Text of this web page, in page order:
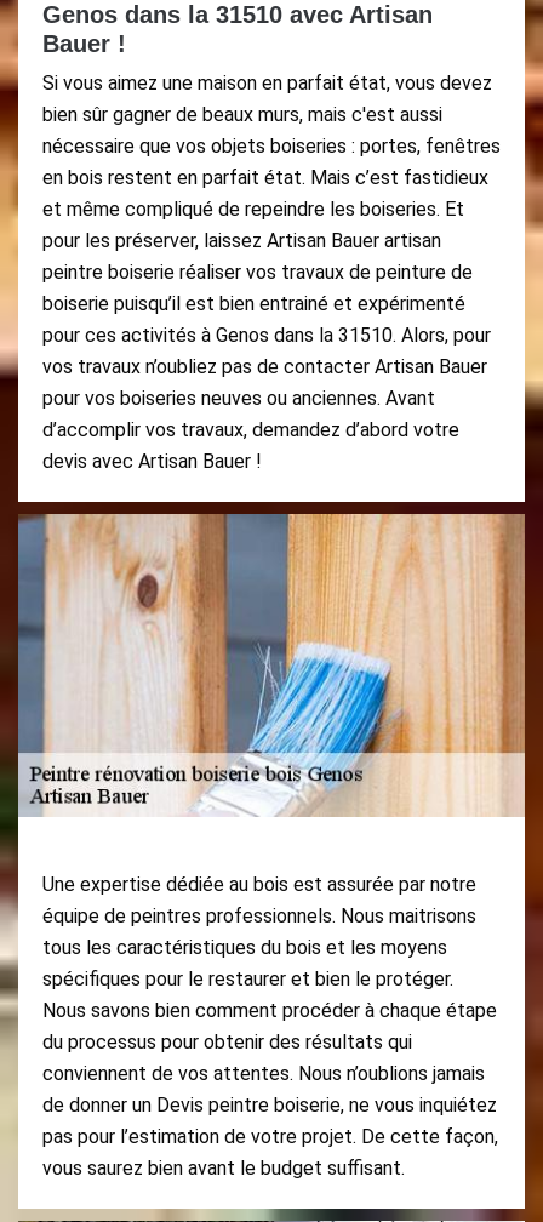
Genos dans la 31510 avec Artisan
Bauer !
Si vous aimez une maison en parfait état, vous devez
bien sûr gagner de beaux murs, mais c'est aussi
nécessaire que vos objets boiseries : portes, fenêtres
en bois restent en parfait état. Mais c’est fastidieux
et même compliqué de repeindre les boiseries. Et
pour les préserver, laissez Artisan Bauer artisan
peintre boiserie réaliser vos travaux de peinture de
boiserie puisqu’il est bien entrainé et expérimenté
pour ces activités à Genos dans la 31510. Alors, pour
vos travaux n’oubliez pas de contacter Artisan Bauer
pour vos boiseries neuves ou anciennes. Avant
d’accomplir vos travaux, demandez d’abord votre
devis avec Artisan Bauer !
Une expertise dédiée au bois est assurée par notre
équipe de peintres professionnels. Nous maitrisons
tous les caractéristiques du bois et les moyens
spécifiques pour le restaurer et bien le protéger.
Nous savons bien comment procéder à chaque étape
du processus pour obtenir des résultats qui
conviennent de vos attentes. Nous n’oublions jamais
de donner un Devis peintre boiserie, ne vous inquiétez
pas pour l’estimation de votre projet. De cette façon,
vous saurez bien avant le budget suffisant.